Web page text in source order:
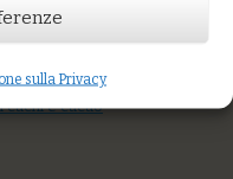
sulla Privacy
cachi e cacao